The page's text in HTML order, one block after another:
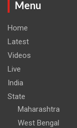
Menu
Home
Latest
Videos
Live
India
State
Maharashtra
West Bengal